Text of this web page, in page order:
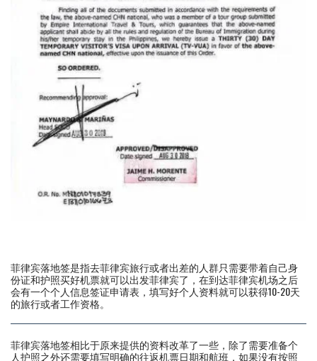
菲律宾落地签是指去菲律宾旅行或者出差的人群只需要带着自己身
份证和护照买好机票就可以出发菲律宾了，在到达菲律宾机场之后
会有一个个人信息签证申请表，填写好个人资料就可以获得10-20天
的旅行或者工作资格。
菲律宾落地签相比于原来提供的资料改革了一些，除了需要准备个
人护照之外还需要填写明确的往返机票日期和航班，如果没有按照